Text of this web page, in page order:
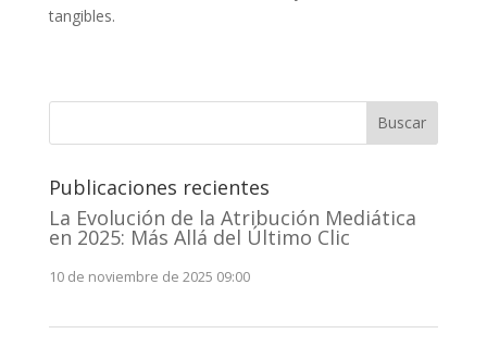
tangibles.
Buscar
Publicaciones recientes
La Evolución de la Atribución Mediática
en 2025: Más Allá del Último Clic
10 de noviembre de 2025 09:00